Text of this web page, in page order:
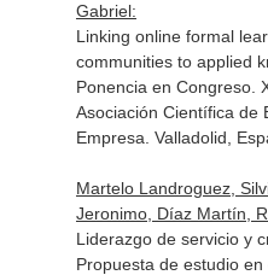
Gabriel:
Linking online formal
communities to applied
Ponencia en Congreso.
Asociación Científica de
Empresa. Valladolid,
Martelo Landroguez,
Jeronimo, Díaz Martín,
Liderazgo de servicio y
Propuesta de estudio